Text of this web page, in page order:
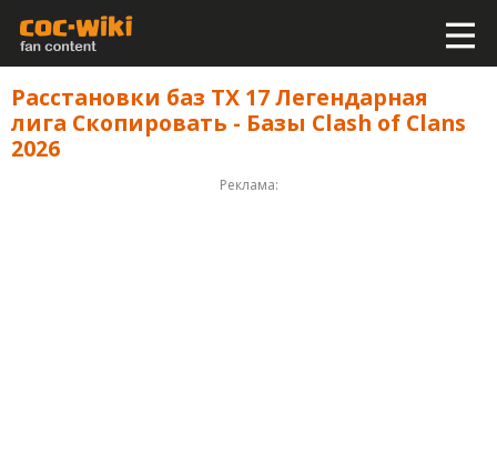
Расстановки баз ТХ 17 Легендарная
лига Скопировать - Базы Clash of Clans
2026
Реклама: